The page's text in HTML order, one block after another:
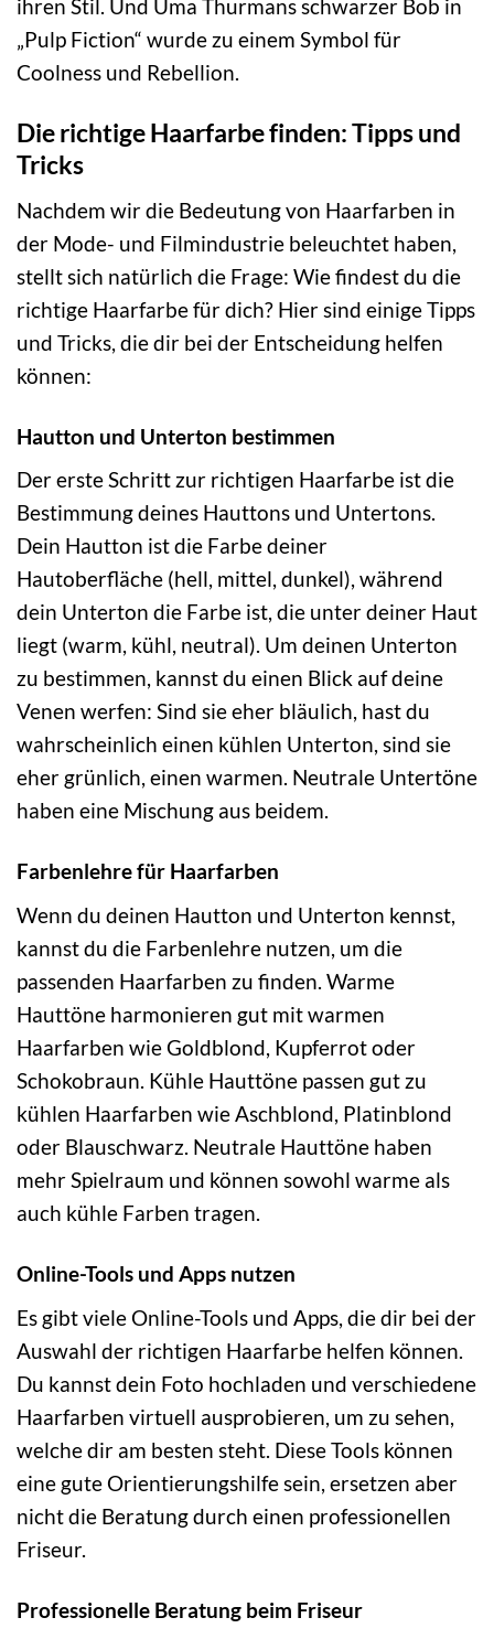
ihren Stil. Und Uma Thurmans schwarzer Bob in
„Pulp Fiction“ wurde zu einem Symbol für
Coolness und Rebellion.
Die richtige Haarfarbe finden: Tipps und
Tricks
Nachdem wir die Bedeutung von Haarfarben in
der Mode- und Filmindustrie beleuchtet haben,
stellt sich natürlich die Frage: Wie findest du die
richtige Haarfarbe für dich? Hier sind einige Tipps
und Tricks, die dir bei der Entscheidung helfen
können:
Hautton und Unterton bestimmen
Der erste Schritt zur richtigen Haarfarbe ist die
Bestimmung deines Hauttons und Untertons.
Dein Hautton ist die Farbe deiner
Hautoberfläche (hell, mittel, dunkel), während
dein Unterton die Farbe ist, die unter deiner Haut
liegt (warm, kühl, neutral). Um deinen Unterton
zu bestimmen, kannst du einen Blick auf deine
Venen werfen: Sind sie eher bläulich, hast du
wahrscheinlich einen kühlen Unterton, sind sie
eher grünlich, einen warmen. Neutrale Untertöne
haben eine Mischung aus beidem.
Farbenlehre für Haarfarben
Wenn du deinen Hautton und Unterton kennst,
kannst du die Farbenlehre nutzen, um die
passenden Haarfarben zu finden. Warme
Hauttöne harmonieren gut mit warmen
Haarfarben wie Goldblond, Kupferrot oder
Schokobraun. Kühle Hauttöne passen gut zu
kühlen Haarfarben wie Aschblond, Platinblond
oder Blauschwarz. Neutrale Hauttöne haben
mehr Spielraum und können sowohl warme als
auch kühle Farben tragen.
Online-Tools und Apps nutzen
Es gibt viele Online-Tools und Apps, die dir bei der
Auswahl der richtigen Haarfarbe helfen können.
Du kannst dein Foto hochladen und verschiedene
Haarfarben virtuell ausprobieren, um zu sehen,
welche dir am besten steht. Diese Tools können
eine gute Orientierungshilfe sein, ersetzen aber
nicht die Beratung durch einen professionellen
Friseur.
Professionelle Beratung beim Friseur